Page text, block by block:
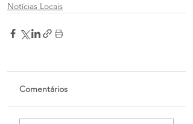
Notícias Locais
Comentários